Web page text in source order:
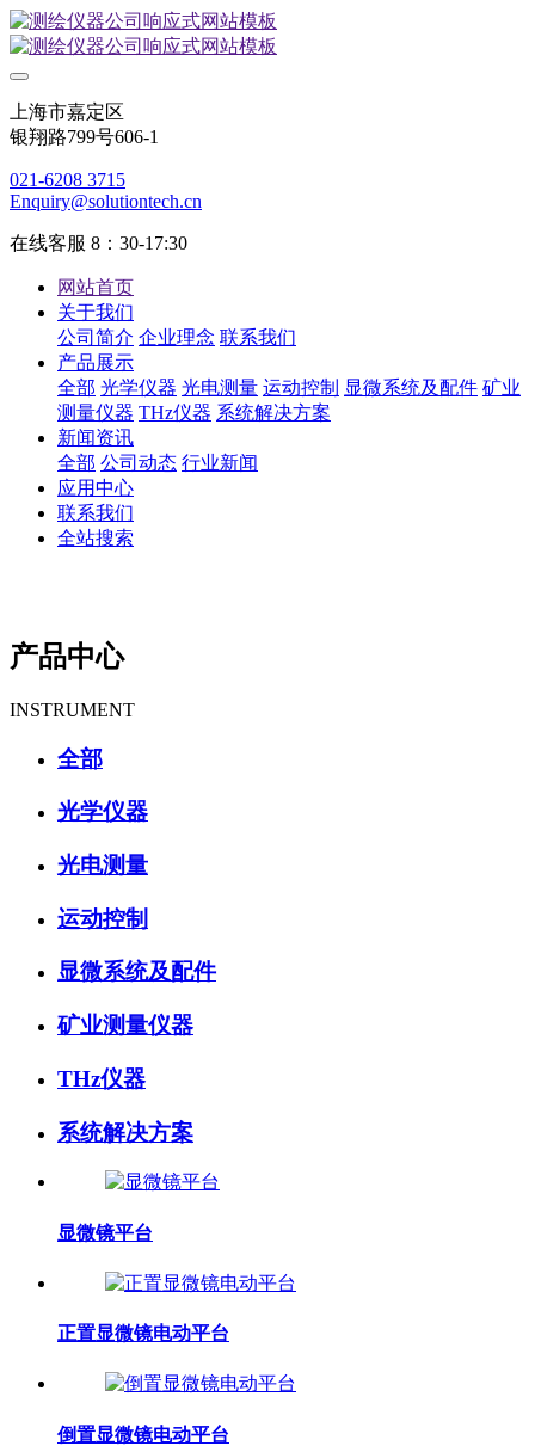
上海市嘉定区
银翔路799号606-1
021-6208 3715
Enquiry@solutiontech.cn
在线客服 8：30-17:30
网站首页
关于我们
公司简介 企业理念 联系我们
产品展示
全部 光学仪器 光电测量 运动控制 显微系统及配件 矿业
测量仪器 THz仪器 系统解决方案
新闻资讯
全部 公司动态 行业新闻
应用中心
联系我们
全站搜索
产品中心
INSTRUMENT
全部
光学仪器
光电测量
运动控制
显微系统及配件
矿业测量仪器
THz仪器
系统解决方案
显微镜平台
正置显微镜电动平台
倒置显微镜电动平台